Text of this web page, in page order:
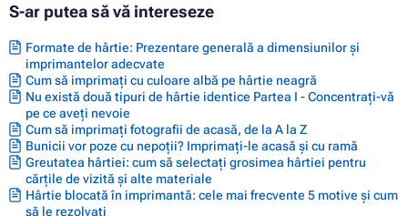
S-ar putea să vă intereseze
Formate de hârtie: Prezentare generală a dimensiunilor și
imprimantelor adecvate
Cum să imprimați cu culoare albă pe hârtie neagră
Nu există două tipuri de hârtie identice Partea I - Concentrați-vă
pe ce aveți nevoie
Cum să imprimați fotografii de acasă, de la A la Z
Bunicii vor poze cu nepoții? Imprimați-le acasă și cu ramă
Greutatea hârtiei: cum să selectați grosimea hârtiei pentru
cărțile de vizită și alte materiale
Hârtie blocată în imprimantă: cele mai frecvente 5 motive și cum
să le rezolvați